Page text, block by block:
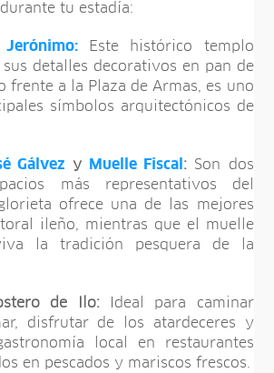
tu estadía:
Jerónimo:
Este histórico templo
sus detalles decorativos en pan de
frente a la Plaza de Armas, es uno
símbolos arquitectónicos de
Gálvez y Muelle Fiscal : Son dos
más representativos del
ofrece una de las mejores
ileño, mientras que el muelle
la tradición pesquera de la
de Ilo:
Ideal para caminar
disfrutar de los atardeceres y
local en restaurantes
en pescados y mariscos frescos.